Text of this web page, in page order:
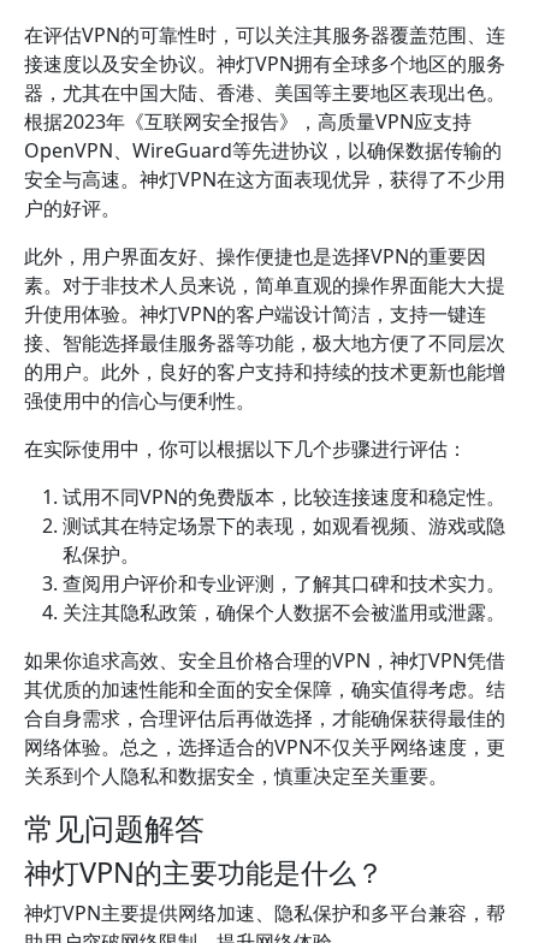
在评估VPN的可靠性时，可以关注其服务器覆盖范围、连
接速度以及安全协议。神灯VPN拥有全球多个地区的服务
器，尤其在中国大陆、香港、美国等主要地区表现出色。
根据2023年《互联网安全报告》，高质量VPN应支持
OpenVPN、WireGuard等先进协议，以确保数据传输的
安全与高速。神灯VPN在这方面表现优异，获得了不少用
户的好评。
此外，用户界面友好、操作便捷也是选择VPN的重要因
素。对于非技术人员来说，简单直观的操作界面能大大提
升使用体验。神灯VPN的客户端设计简洁，支持一键连
接、智能选择最佳服务器等功能，极大地方便了不同层次
的用户。此外，良好的客户支持和持续的技术更新也能增
强使用中的信心与便利性。
在实际使用中，你可以根据以下几个步骤进行评估：
试用不同VPN的免费版本，比较连接速度和稳定性。
测试其在特定场景下的表现，如观看视频、游戏或隐
私保护。
查阅用户评价和专业评测，了解其口碑和技术实力。
关注其隐私政策，确保个人数据不会被滥用或泄露。
如果你追求高效、安全且价格合理的VPN，神灯VPN凭借
其优质的加速性能和全面的安全保障，确实值得考虑。结
合自身需求，合理评估后再做选择，才能确保获得最佳的
网络体验。总之，选择适合的VPN不仅关乎网络速度，更
关系到个人隐私和数据安全，慎重决定至关重要。
常见问题解答
神灯VPN的主要功能是什么？
神灯VPN主要提供网络加速、隐私保护和多平台兼容，帮